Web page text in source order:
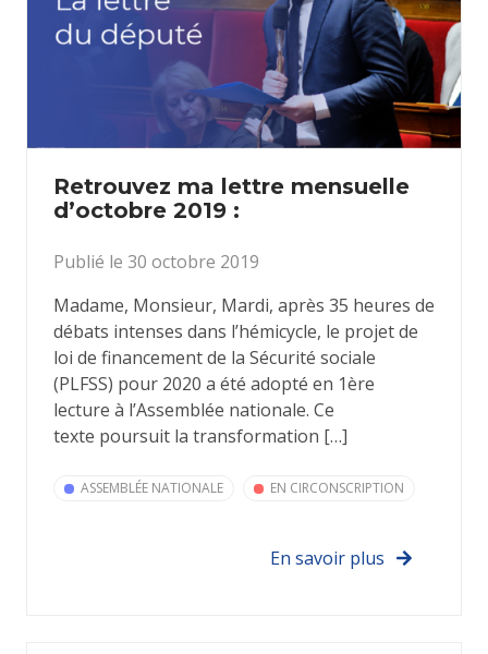
Retrouvez ma lettre mensuelle
d’octobre 2019 :
Publié le 30 octobre 2019
Madame, Monsieur, Mardi, après 35 heures de
débats intenses dans l’hémicycle, le projet de
loi de financement de la Sécurité sociale
(PLFSS) pour 2020 a été adopté en 1ère
lecture à l’Assemblée nationale. Ce
texte poursuit la transformation […]
ASSEMBLÉE NATIONALE EN CIRCONSCRIPTION
En savoir plus